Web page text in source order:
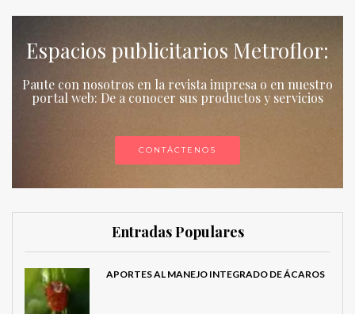
Espacios publicitarios Metroflor:
Paute con nosotros en la revista impresa o en nuestro
portal web: De a conocer sus productos y servicios
CONTÁCTENOS
Entradas Populares
APORTES AL MANEJO INTEGRADO DE ÁCAROS